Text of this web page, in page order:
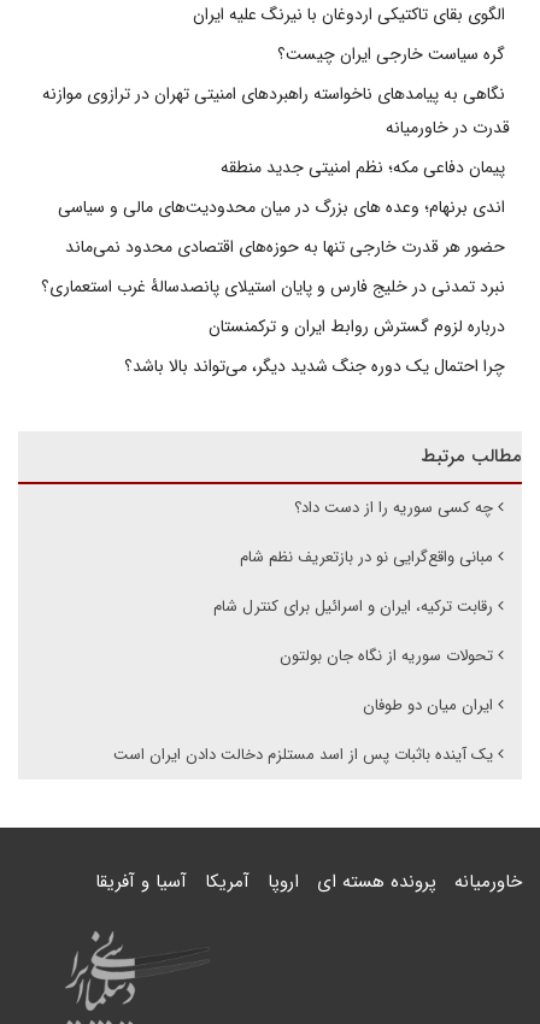
الگوی بقای تاکتیکی اردوغان با نیرنگ علیه ایران
گره سیاست خارجی ایران چیست؟
نگاهی به پیامدهای ناخواسته راهبردهای امنیتی تهران در ترازوی موازنه
قدرت در خاورمیانه
پیمان دفاعی مکه؛ نظم امنیتی جدید منطقه
اندی برنهام؛ وعده های بزرگ در میان محدودیت‌های مالی و سیاسی
حضور هر قدرت خارجی تنها به حوزه‌های اقتصادی محدود نمی‌ماند
نبرد تمدنی در خلیج فارس و پایان استیلای پانصدسالۀ غرب استعماری؟
درباره لزوم گسترش روابط ایران و ترکمنستان
چرا احتمال یک دوره جنگ شدید دیگر، می‌تواند بالا باشد؟
مطالب مرتبط
چه کسی سوریه را از دست داد؟
مبانی واقع‌گرایی نو در بازتعریف نظم شام
رقابت ترکیه، ایران و اسرائیل برای کنترل شام
تحولات سوریه از نگاه جان بولتون
ایران میان دو طوفان
یک آینده باثبات پس از اسد مستلزم دخالت دادن ایران است
خاورمیانه پرونده هسته ای اروپا آمریکا آسیا و آفریقا